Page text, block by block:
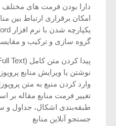
دارا بودن فرمت های مختلف
امکان برقراری ارتباط بین
یکپارچه شدن با نرم افزار Microsoft Office Word
گروه سازی و ترکیب و
پیدا کردن متن کامل (Full Text)
نوشتن یا ویرایش منابع
وارد کردن منبع به متن
تغییر فرمت منابع مقاله
طبقه‌بندی اشکال، جداول و
جستجو آنلاین منابع